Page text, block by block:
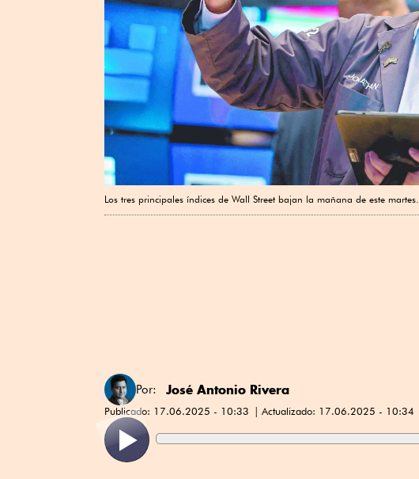
Los tres principales índices de Wall Street bajan la mañana de este martes.
Por: José Antonio Rivera
Publicado: 17.06.2025 - 10:33 Actualizado: 17.06.2025 - 10:34